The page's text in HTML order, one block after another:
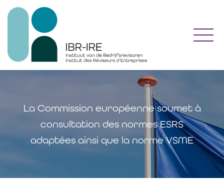
La Commission européenne soumet à
consultation des normes ESRS
adaptées ainsi que la norme VSME